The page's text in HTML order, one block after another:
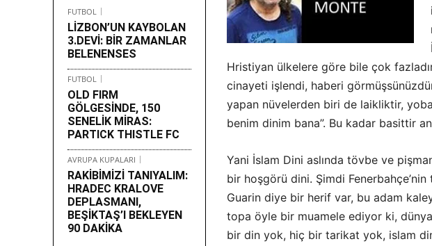
FUTBOL
LİZBON’UN KAYBOLAN
3.DEVİ: BİR ZAMANLAR
BELENENSES
FUTBOL
OLD FIRM
GÖLGESİNDE, 150
SENELİK MİRAS:
PARTICK THISTLE FC
AVRUPA KUPALARI
RAKİBİMİZİ TANIYALIM:
HRADEC KRALOVE
DEPLASMANI,
BEŞİKTAŞ’I BEKLEYEN
90 DAKİKA
Hristiyan ülkelere göre bile çok
cinayeti işlendi, haberi
yapan nüvelerden biri de laikliktir,
benim dinim bana”. Bu kadar basittir
Yani İslam Dini aslında tövbe ve
bir hoşgörü dini. Şimdi
Guarin diye bir herif var, bu adam
topa öyle bir muamele ediyor ki,
bir din yok, hiç bir tarikat yok, islam